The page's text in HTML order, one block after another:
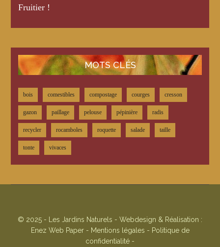
Fruitier !
MOTS CLÉS
bois comestibles compostage courges cresson
gazon paillage pelouse pépinière radis
recycler rocamboles roquette salade taille
tonte vivaces
© 2025 - Les Jardins Naturels - Webdesign & Réalisation :
Enez Web Paper- Mentions légales - Politique de
confidentialité -